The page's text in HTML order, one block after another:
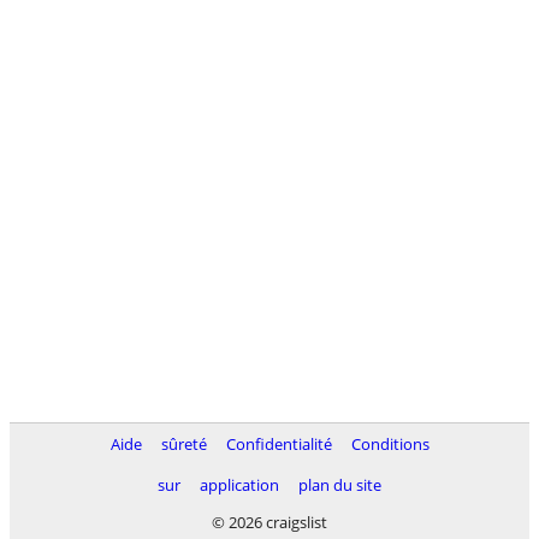
Aide sûreté Confidentialité
Conditions
sur
application
plan du site
© 2026 craigslist